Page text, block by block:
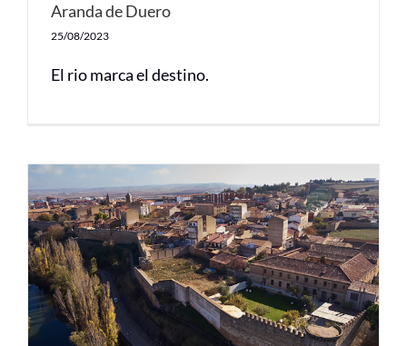
Aranda de Duero
25/08/2023
El rio marca el destino.